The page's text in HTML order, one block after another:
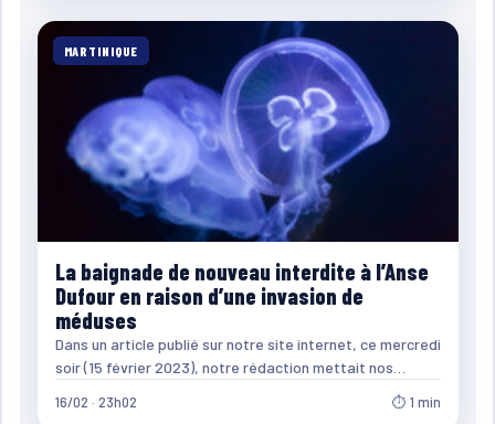
MARTINIQUE
La baignade de nouveau interdite à l’Anse
Dufour en raison d’une invasion de
méduses
Dans un article publié sur notre site internet, ce mercredi
soir (15 février 2023), notre rédaction mettait nos…
16/02 · 23h02 ⏱ 1 min